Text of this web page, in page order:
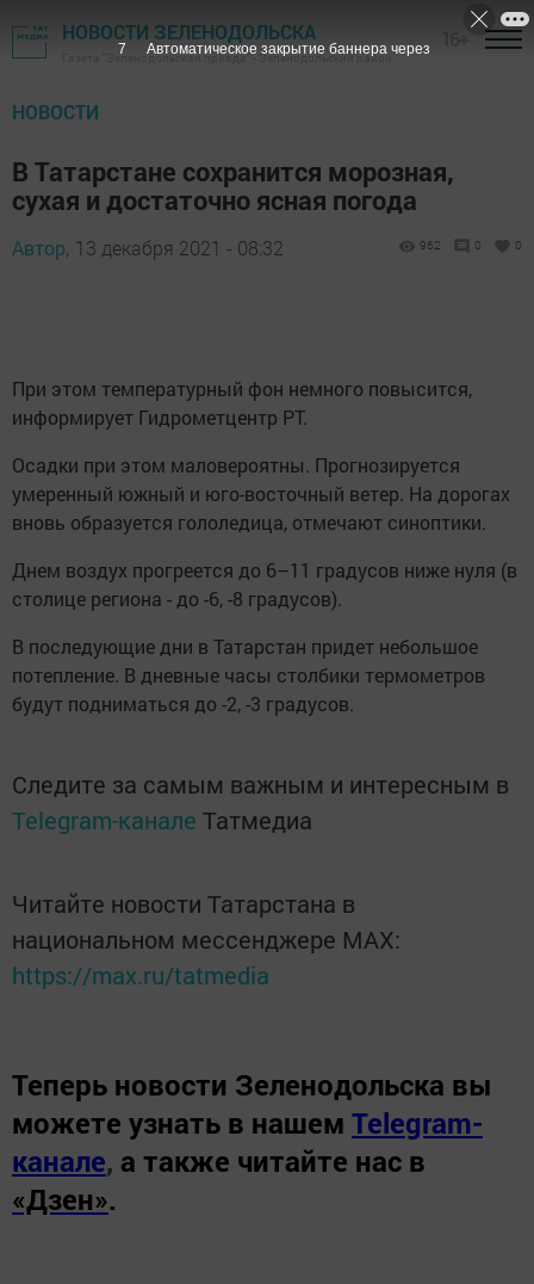
НОВОСТИ ЗЕЛЕНОДОЛЬСКА
Газета "Зеленодольская правда" - Зеленодольский район
НОВОСТИ
В Татарстане сохранится морозная,
сухая и достаточно ясная погода
Автор, 13 декабря 2021 - 08:32 962 0 0
При этом температурный фон немного повысится,
информирует Гидрометцентр РТ.
Осадки при этом маловероятны. Прогнозируется
умеренный южный и юго-восточный ветер. На дорогах
вновь образуется гололедица, отмечают синоптики.
Днем воздух прогреется до 6–11 градусов ниже нуля (в
столице региона - до -6, -8 градусов).
В последующие дни в Татарстан придет небольшое
потепление. В дневные часы столбики термометров
будут подниматься до -2, -3 градусов.
Следите за самым важным и интересным в
Telegram-канале Татмедиа
Читайте новости Татарстана в
национальном мессенджере MАХ:
https://max.ru/tatmedia
Теперь новости Зеленодольска вы
можете узнать в нашем Telegram-
канале, а также читайте нас в
«Дзен».
6 Автоматическое закрытие баннера через